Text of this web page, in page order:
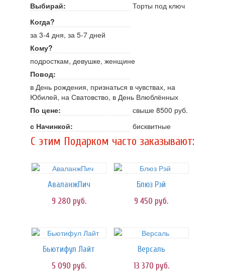
Выбирай:
Торты под ключ
Когда?
за 3-4 дня, за 5-7 дней
Кому?
подросткам, девушке, женщине
Повод:
в День рождения, признаться в чувствах, на
Юбилей, на Сватовство, в День Влюблённых
По цене:
свыше 8500 руб.
с Начинкой:
бисквитные
C этим Подарком часто заказывают:
АваланжПич
9 280 руб.
Блюз Рэй
9 450 руб.
Бьютифул Лайт
5 090 руб.
Версаль
13 370 руб.